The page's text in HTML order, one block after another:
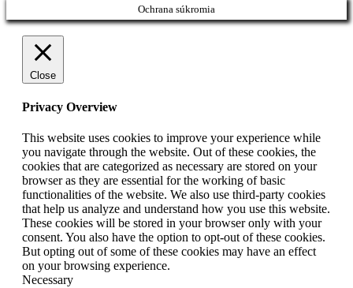
Ochrana súkromia
Close
Privacy Overview
This website uses cookies to improve your experience while
you navigate through the website. Out of these cookies, the
cookies that are categorized as necessary are stored on your
browser as they are essential for the working of basic
functionalities of the website. We also use third-party cookies
that help us analyze and understand how you use this website.
These cookies will be stored in your browser only with your
consent. You also have the option to opt-out of these cookies.
But opting out of some of these cookies may have an effect
on your browsing experience.
Necessary